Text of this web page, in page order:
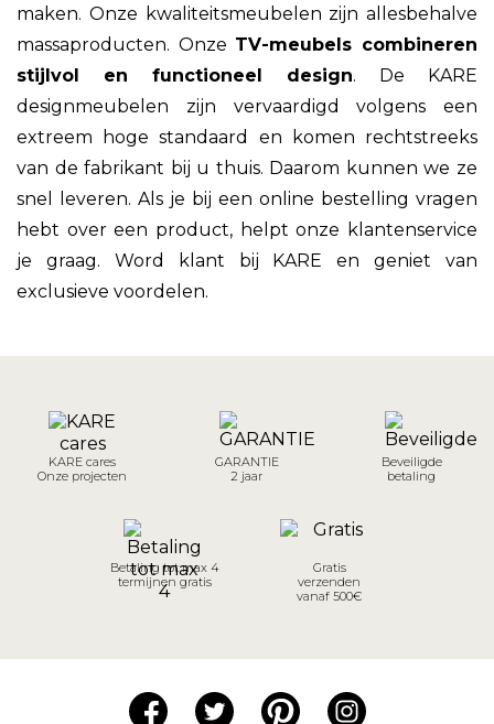
maken. Onze kwaliteitsmeubelen zijn allesbehalve
massaproducten. Onze TV-meubels combineren
stijlvol en functioneel design. De KARE
designmeubelen zijn vervaardigd volgens een
extreem hoge standaard en komen rechtstreeks
van de fabrikant bij u thuis. Daarom kunnen we ze
snel leveren. Als je bij een online bestelling vragen
hebt over een product, helpt onze klantenservice
je graag. Word klant bij KARE en geniet van
exclusieve voordelen.
KARE cares
Onze projecten
GARANTIE
2 jaar
Beveiligde
betaling
Betaling tot max 4
termijnen gratis
Gratis
verzenden
vanaf 500€